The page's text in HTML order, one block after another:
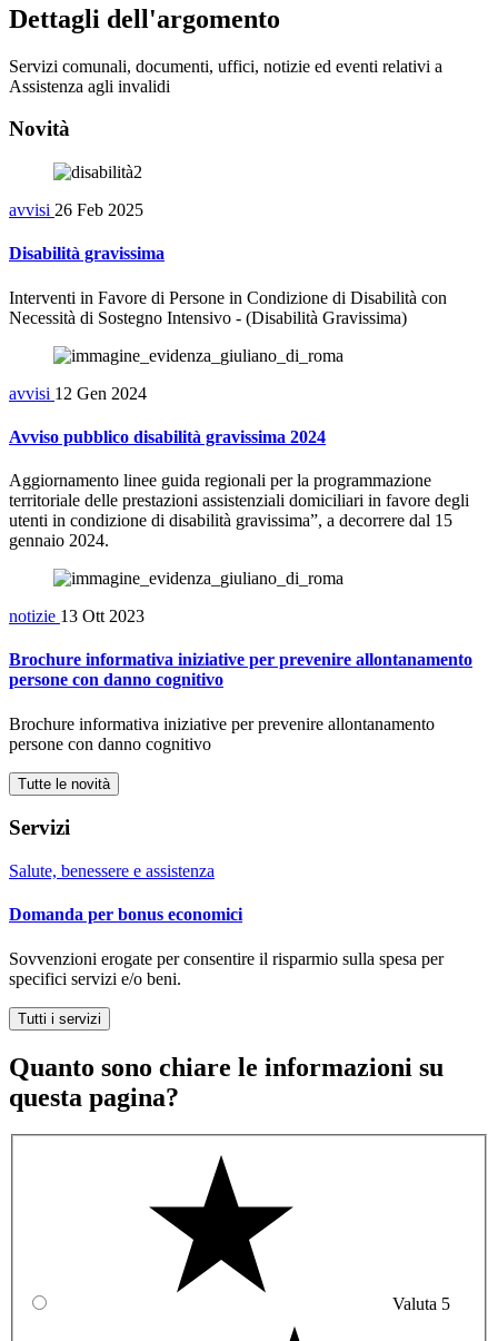
Dettagli dell'argomento
Servizi comunali, documenti, uffici, notizie ed eventi relativi a
Assistenza agli invalidi
Novità
avvisi 26 Feb 2025
Disabilità gravissima
Interventi in Favore di Persone in Condizione di Disabilità con
Necessità di Sostegno Intensivo - (Disabilità Gravissima)
avvisi 12 Gen 2024
Avviso pubblico disabilità gravissima 2024
Aggiornamento linee guida regionali per la programmazione
territoriale delle prestazioni assistenziali domiciliari in favore degli
utenti in condizione di disabilità gravissima”, a decorrere dal 15
gennaio 2024.
notizie 13 Ott 2023
Brochure informativa iniziative per prevenire allontanamento
persone con danno cognitivo
Brochure informativa iniziative per prevenire allontanamento
persone con danno cognitivo
Tutte le novità
Servizi
Salute, benessere e assistenza
Domanda per bonus economici
Sovvenzioni erogate per consentire il risparmio sulla spesa per
specifici servizi e/o beni.
Tutti i servizi
Quanto sono chiare le informazioni su
questa pagina?
Valuta 5